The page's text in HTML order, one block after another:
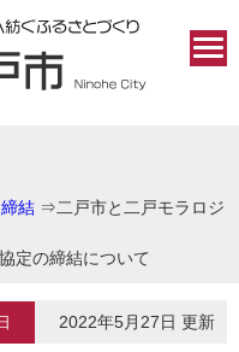
結 ⇒二戸市と二戸モラロジ
定の締結について
2022年5月27日 更新